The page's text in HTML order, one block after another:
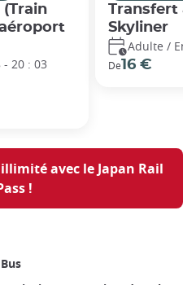
- 20 : 03
Transfert
Skyliner
Adulte /
De16 €
avec le Japan Rail
!